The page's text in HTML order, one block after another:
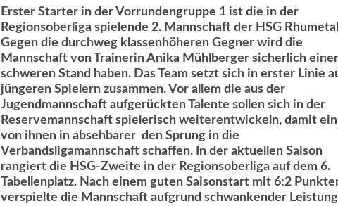
Erster Starter in der Vorrundengruppe 1 ist die in der
Regionsoberliga spielende 2. Mannschaft der HSG
Gegen die durchweg klassenhöheren Gegner wird die
Mannschaft von Trainerin Anika Mühlberger sicherlich
schweren Stand haben. Das Team setzt sich in erster Linie
jüngeren Spielern zusammen. Vor allem die aus der
Jugendmannschaft aufgerückten Talente sollen sich in der
Reservemannschaft spielerisch weiterentwickeln, damit
von ihnen in absehbarer den Sprung in die
Verbandsligamannschaft schaffen. In der aktuellen Saison
rangiert die HSG-Zweite in der Regionsoberliga auf dem 6.
Tabellenplatz. Nach einem guten Saisonstart mit 6:2
verspielte die Mannschaft aufgrund schwankender